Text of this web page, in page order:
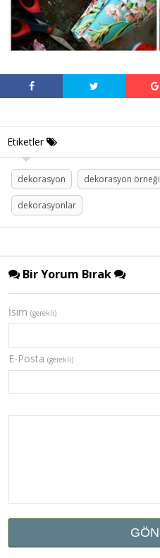
Etiketler
dekorasyon dekorasyon örneği
dekorasyonlar
Bir Yorum Bırak
İsim (gerekli)
E-Posta (gerekli)